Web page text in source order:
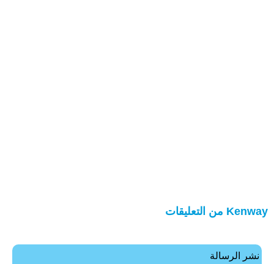
Kenway من التعليقات
نشر الرسالة